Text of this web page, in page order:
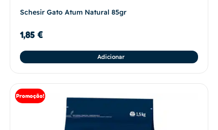
Schesir Gato Atum Natural 85gr
1,85 €
Adicionar
Promoção!